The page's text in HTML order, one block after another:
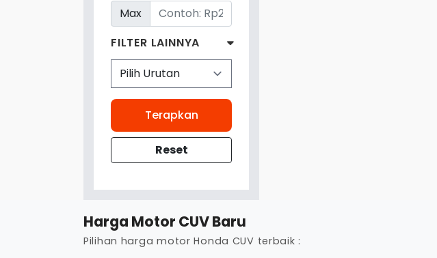
Max
FILTER LAINNYA
Terapkan
Reset
Harga Motor CUV Baru
Pilihan harga motor Honda CUV terbaik :